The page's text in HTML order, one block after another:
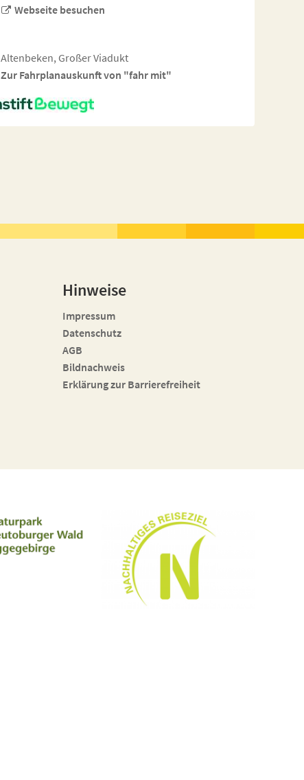
Webseite besuchen
Altenbeken, Großer Viadukt
Zur Fahrplanauskunft von "fahr mit"
Hinweise
Impressum
Datenschutz
AGB
Bildnachweis
Erklärung zur Barrierefreiheit